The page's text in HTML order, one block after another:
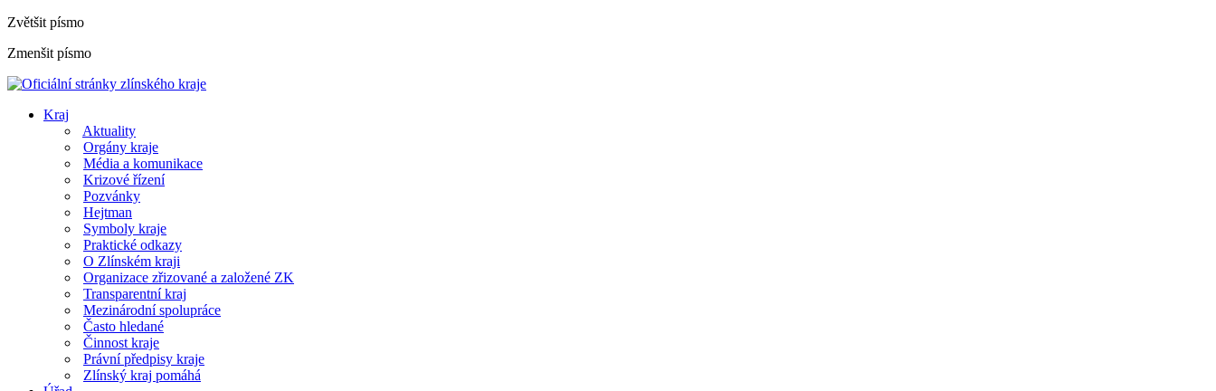
Zvětšit písmo
Zmenšit písmo
Kraj
Aktuality
Orgány kraje
Média a komunikace
Krizové řízení
Pozvánky
Hejtman
Symboly kraje
Praktické odkazy
O Zlínském kraji
Organizace zřizované a založené ZK
Transparentní kraj
Mezinárodní spolupráce
Často hledané
Činnost kraje
Právní předpisy kraje
Zlínský kraj pomáhá